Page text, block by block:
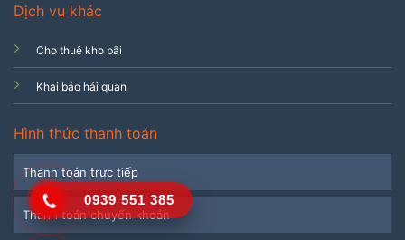
Dịch vụ khác
Cho thuê kho bãi
Khai báo hải quan
Hình thức thanh toán
Thanh toán trực tiếp
Thanh toán chuyển khoản
0939 551 385